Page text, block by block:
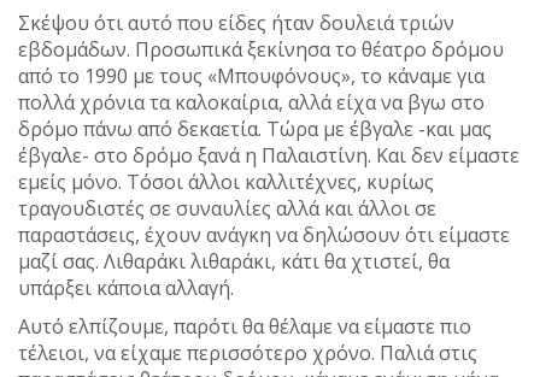
Σκέψου ότι αυτό που είδες ήταν δουλειά τριών
εβδομάδων. Προσωπικά ξεκίνησα το θέατρο δρόμου
από το 1990 με τους «Μπουφόνους», το κάναμε για
πολλά χρόνια τα καλοκαίρια, αλλά είχα να βγω στο
δρόμο πάνω από δεκαετία. Τώρα με έβγαλε -και μας
έβγαλε- στο δρόμο ξανά η Παλαιστίνη. Και δεν είμαστε
εμείς μόνο. Τόσοι άλλοι καλλιτέχνες, κυρίως
τραγουδιστές σε συναυλίες αλλά και άλλοι σε
παραστάσεις, έχουν ανάγκη να δηλώσουν ότι είμαστε
μαζί σας. Λιθαράκι λιθαράκι, κάτι θα χτιστεί, θα
υπάρξει κάποια αλλαγή.
Αυτό ελπίζουμε, παρότι θα θέλαμε να είμαστε πιο
τέλειοι, να είχαμε περισσότερο χρόνο. Παλιά στις